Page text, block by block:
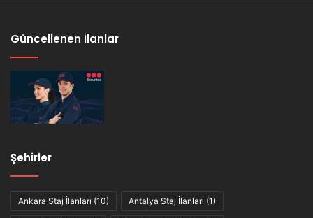
Güncellenen İlanlar
Şehirler
Ankara Staj İlanları (10) Antalya Staj İlanları (1)